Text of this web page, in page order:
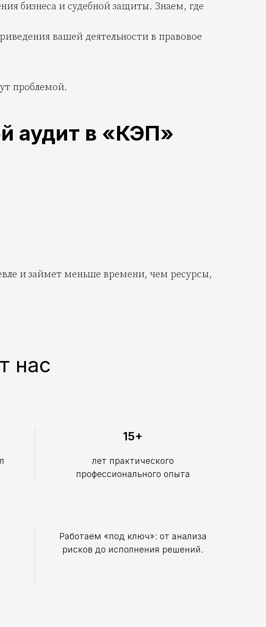
бизнеса и судебной защиты. Знаем, где
вашей деятельности в правовое
проблемой.
аудит в «КЭП»
и займет меньше времени, чем ресурсы,
нас
15+
лет практического
профессионального опыта
Работаем «под ключ»: от анализа
рисков до исполнения решений.